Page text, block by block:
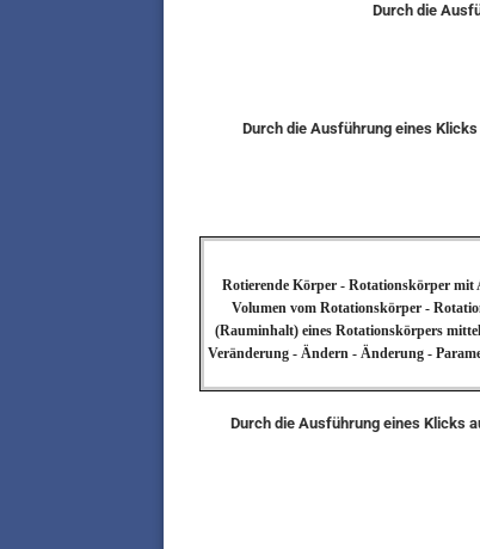
Durch die
Durch die Ausführung eines
Rotierende Körper - Rotationskörper
Volumen vom Rotationskörper -
(Rauminhalt) eines Rotationskörpers
Veränderung - Ändern - Änderung -
Durch die Ausführung eines Klicks